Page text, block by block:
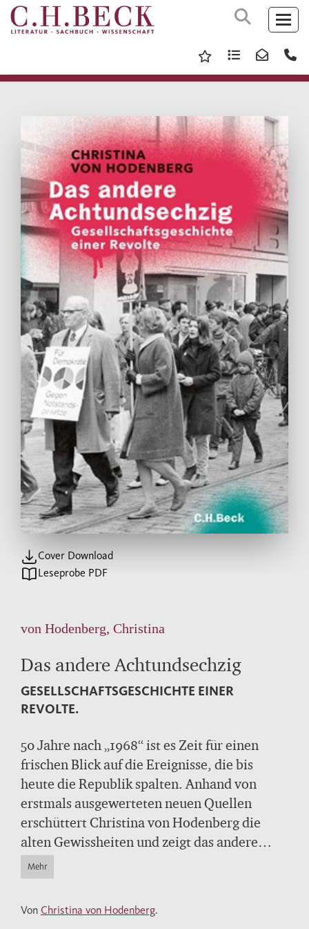
Cover Download
Leseprobe PDF
von Hodenberg, Christina
Das andere Achtundsechzig
GESELLSCHAFTSGESCHICHTE EINER
REVOLTE.
50 Jahre nach „1968“ ist es Zeit für einen
frischen Blick auf die Ereignisse, die bis
heute die Republik spalten. Anhand von
erstmals ausgewerteten neuen Quellen
erschüttert Christina von Hodenberg die
alten Gewissheiten und zeigt das andere
Achtundsechzig jenseits der immer wieder
erzählten Legenden. In unserer Erinnerung
junger männlicher Studenten in Großstädten
Mehr
Von Christina von Hodenberg.